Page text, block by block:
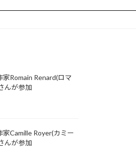
Romain Renard(ロマ
んが参加
Camille Royer(カミー
んが参加